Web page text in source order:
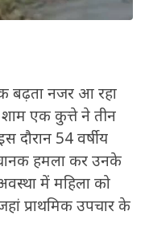
बढ़ता नजर आ रहा
शाम एक कुत्ते ने तीन
दौरान 54 वर्षीय
हमला कर उनके
में महिला को
प्राथमिक उपचार के